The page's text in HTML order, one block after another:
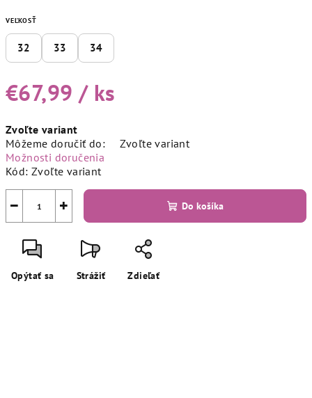
VEĽKOSŤ
32 33 34
€67,99 / ks
cena:
Zvoľte variant
Môžeme doručiť do:
Zvoľte variant
Možnosti doručenia
Kód: Zvoľte variant
+
− Do košíka
Opýtať sa Strážiť Zdieľať